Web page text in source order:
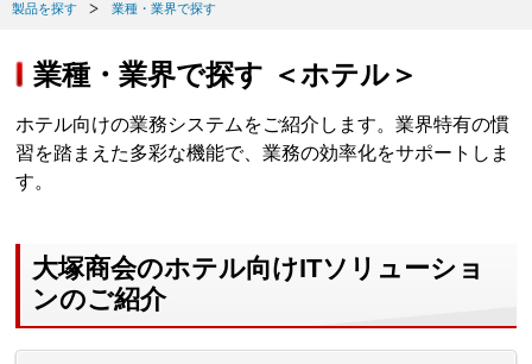
製品を探す 業種・業界で探す
業種・業界で探す ＜ホテル＞
ホテル向けの業務システムをご紹介します。業界特有の慣
習を踏まえた多彩な機能で、業務の効率化をサポートしま
す。
大塚商会のホテル向けITソリューショ
ンのご紹介